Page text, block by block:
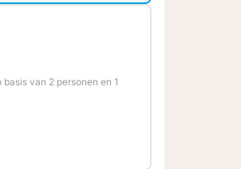
van 2 personen en 1